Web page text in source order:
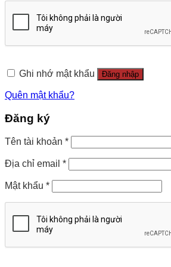
Ghi nhớ mật khẩu Đăng nhập
Quên mật khẩu?
Đăng ký
Tên tài khoản *
Địa chỉ email *
Mật khẩu *